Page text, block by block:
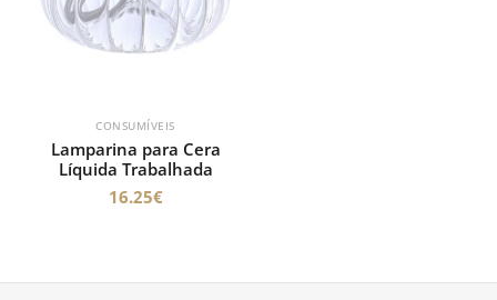
CONSUMÍVEIS
Lamparina para Cera
Líquida Trabalhada
16.25€